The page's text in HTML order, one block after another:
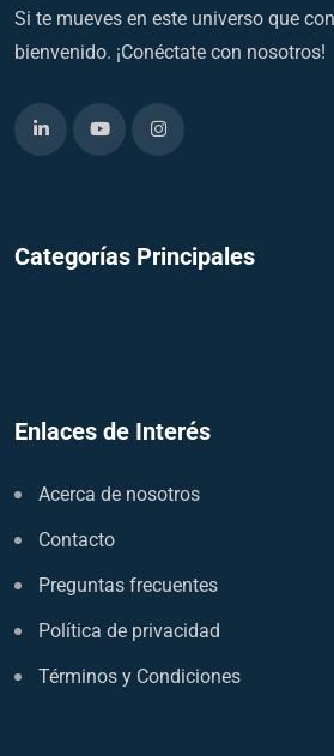
Si te mueves en este universo que
bienvenido. ¡Conéctate con nosotros!
Categorías Principales
Enlaces de Interés
Acerca de nosotros
Contacto
Preguntas frecuentes
Política de privacidad
Términos y Condiciones